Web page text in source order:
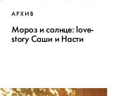
АРХИВ
Мороз и солнце: love-
story Саши и Насти